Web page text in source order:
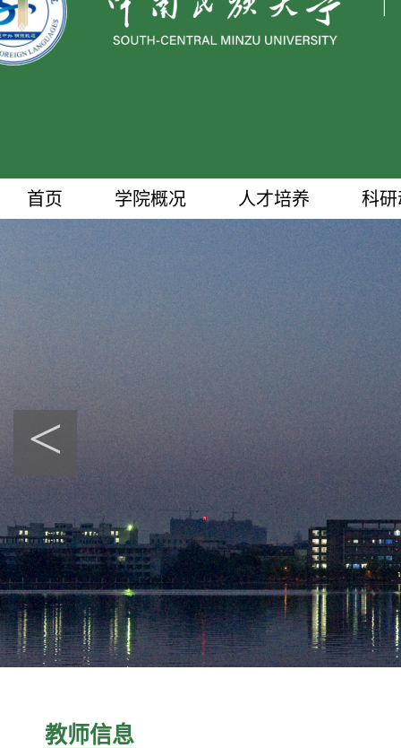
首页 学院概况 人才培养 科
<
教师信息